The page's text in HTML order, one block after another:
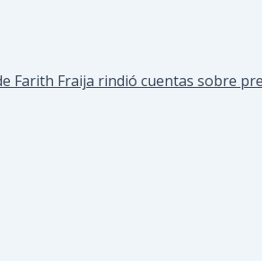
Farith Fraija rindió cuentas sobre